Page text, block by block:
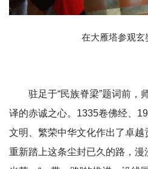
在大雁塔参观玄
驻足于“民族脊梁”题词前，
译的赤诚之心。1335卷佛经、
文明、繁荣中华文化作出了卓越
重新踏上这条尘封已久的路，